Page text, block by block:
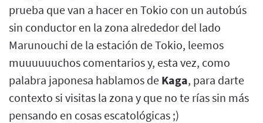
prueba que van a hacer en Tokio con un autobús
sin conductor en la zona alrededor del lado
Marunouchi de la estación de Tokio, leemos
muuuuuuchos comentarios y, esta vez, como
palabra japonesa hablamos de Kaga, para darte
contexto si visitas la zona y que no te rías sin más
pensando en cosas escatológicas ;)